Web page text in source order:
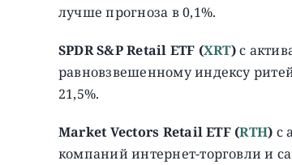
лучше прогноза в 0,1%.
SPDR S&P Retail ETF (XRT)с
равновзвешенному индексу
21,5%.
Market Vectors Retail ETF (RTH) с
компаний интернет-торговли и